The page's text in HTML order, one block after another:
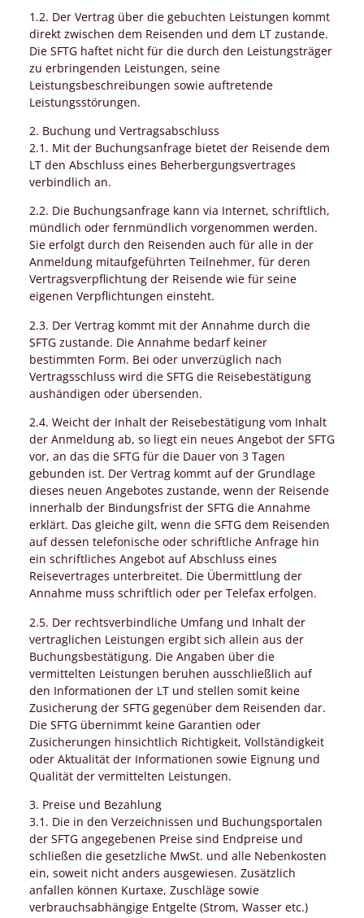
1.2. Der Vertrag über die gebuchten Leistungen kommt
direkt zwischen dem Reisenden und dem LT zustande.
Die SFTG haftet nicht für die durch den Leistungsträger
zu erbringenden Leistungen, seine
Leistungsbeschreibungen sowie auftretende
Leistungsstörungen.
2. Buchung und Vertragsabschluss
2.1. Mit der Buchungsanfrage bietet der Reisende dem
LT den Abschluss eines Beherbergungsvertrages
verbindlich an.
2.2. Die Buchungsanfrage kann via Internet, schriftlich,
mündlich oder fernmündlich vorgenommen werden.
Sie erfolgt durch den Reisenden auch für alle in der
Anmeldung mitaufgeführten Teilnehmer, für deren
Vertragsverpflichtung der Reisende wie für seine
eigenen Verpflichtungen einsteht.
2.3. Der Vertrag kommt mit der Annahme durch die
SFTG zustande. Die Annahme bedarf keiner
bestimmten Form. Bei oder unverzüglich nach
Vertragsschluss wird die SFTG die Reisebestätigung
aushändigen oder übersenden.
2.4. Weicht der Inhalt der Reisebestätigung vom Inhalt
der Anmeldung ab, so liegt ein neues Angebot der SFTG
vor, an das die SFTG für die Dauer von 3 Tagen
gebunden ist. Der Vertrag kommt auf der Grundlage
dieses neuen Angebotes zustande, wenn der Reisende
innerhalb der Bindungsfrist der SFTG die Annahme
erklärt. Das gleiche gilt, wenn die SFTG dem Reisenden
auf dessen telefonische oder schriftliche Anfrage hin
ein schriftliches Angebot auf Abschluss eines
Reisevertrages unterbreitet. Die Übermittlung der
Annahme muss schriftlich oder per Telefax erfolgen.
2.5. Der rechtsverbindliche Umfang und Inhalt der
vertraglichen Leistungen ergibt sich allein aus der
Buchungsbestätigung. Die Angaben über die
vermittelten Leistungen beruhen ausschließlich auf
den Informationen der LT und stellen somit keine
Zusicherung der SFTG gegenüber dem Reisenden dar.
Die SFTG übernimmt keine Garantien oder
Zusicherungen hinsichtlich Richtigkeit, Vollständigkeit
oder Aktualität der Informationen sowie Eignung und
Qualität der vermittelten Leistungen.
3. Preise und Bezahlung
3.1. Die in den Verzeichnissen und Buchungsportalen
der SFTG angegebenen Preise sind Endpreise und
schließen die gesetzliche MwSt. und alle Nebenkosten
ein, soweit nicht anders ausgewiesen. Zusätzlich
anfallen können Kurtaxe, Zuschläge sowie
verbrauchsabhängige Entgelte (Strom, Wasser etc.)